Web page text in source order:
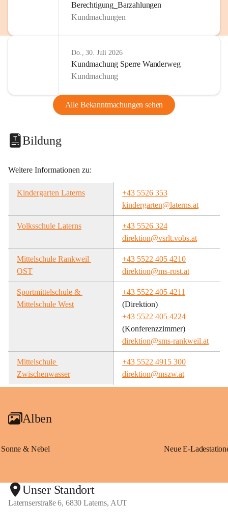
Berechtigung_Barzahlungen
Kundmachungen
Do., 30. Juli 2026
Kundmachung Sperre Wanderweg
Kundmachung
Alle Bekanntmachungen sehen
Bildung
Weitere Informationen zu:
Kindergarten Laterns
+43 5526 353
kindergarten@laterns.at
Volksschule Laterns
+43 5526 324
direktion@vsrlt.vobs.at
Mittelschule Rankweil
OST
+43 5522 405 4210
direktion@ms-rost.at
Sportmittelschule &
Mittelschule West
+43 5522 405 4211
(Direktion)
+43 5522 405 4224
(Konferenzzimmer)
direktion@sms-rankweil.at
Mittelschule
Zwischenwasser
+43 5522 4915 300
direktion@mszw.at
Alben
Sonne & Nebel
Unser Standort
Laternserstraße 6, 6830 Laterns, AUT